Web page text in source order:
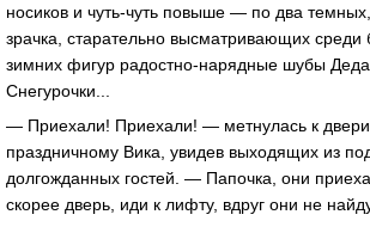
носиков и чуть-чуть повыше — по два
зрачка, старательно высматривающих среди
зимних фигур радостно-нарядные шубы
Снегурочки...
— Приехали! Приехали! — метнулась к
праздничному Вика, увидев выходящих из
долгожданных гостей. — Папочка, они
скорее дверь, иди к лифту, вдруг они не